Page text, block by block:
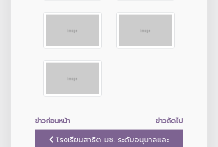
ข่าวก่อนหน้า
ข่าวถัดไป
โรงเรียนสาธิต มช. ระดับอนุบาลและ